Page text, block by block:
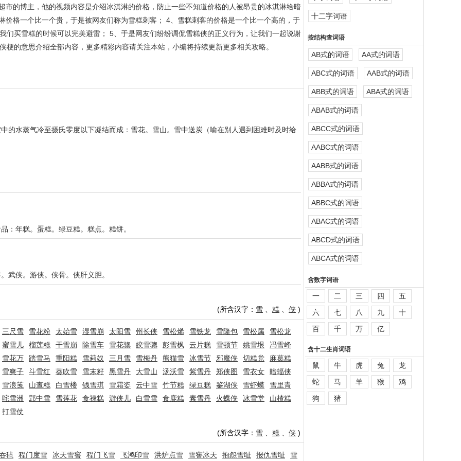
的博主，他的视频内容是介绍冰淇淋的价格，防止一些不知道价格的人被昂贵的冰淇淋给暗
格一个比一个贵，于是被网友们称为雪糕刺客； 4、雪糕刺客的价格是一个比一个高的，于
们买雪糕的时候可以完美避雷； 5、于是网友们纷纷调侃雪糕侠的正义行为，让我们一起说谢
的意思介绍全部内容，更多精彩内容请关注本站，小编将持续更新更多相关攻略。
的水蒸气冷至摄氏零度以下凝结而成：雪花。雪山。雪中送炭（喻在别人遇到困难时及时给
：年糕。蛋糕。绿豆糕。糕点。糕饼。
武侠。游侠。侠骨。侠肝义胆。
(所含汉字： 雪 糕 侠 )
三尺雪 雪花粉 太始雪 湿雪崩 太阳雪 州长侠 雪松烯 雪铁龙 雪隆包 雪松属
雪松龙
蜜雪儿
榴莲糕 干雪崩 除雪车 雪花骢 皎雪骢 彭雪枫 云片糕 雪顿节 姚雪垠
冯雪峰
雪花万
踏雪马 重阳糕 雪莉奴 三月雪 雪梅丹 熊猫雪 冰雪节 邪魔侠 切糕党
麻葛糕
雪爽子
斗雪红 葵吹雪 雪末籽 黑雪丹 大雪山 汤沃雪 紫雪丹 郑侠图 雪衣女
暗蝠侠
雪浪笺
山查糕 白雪楼 钱雪琪 雪霜姿 云中雪 竹节糕 绿豆糕 鉴湖侠 雪虾蟆
雪里青
咤雪洲
郢中雪 雪莲花 食禄糕 游侠儿 白雪雪 食鹿糕 素雪丹 火蝶侠 冰雪堂
山楂糕
打雪仗
(所含汉字： 雪 糕 侠 )
毡 程门度雪 冰天雪窖 程门飞雪 飞鸿印雪 洪炉点雪 雪窖冰天 抱怨雪耻 报仇雪耻 雪
十二字词语
按结构查词语
AB式的词语 AA式的词语
ABC式的词语 AAB式的词语
ABB式的词语 ABA式的词语
ABAB式的词语
ABCC式的词语
AABC式的词语
AABB式的词语
ABBA式的词语
ABBC式的词语
ABAC式的词语
ABCD式的词语
ABCA式的词语
含数字词语
一 二 三 四
五
六
七 八 九
十
百
千 万 亿
含十二生肖词语
鼠 牛 虎 兔
龙
蛇
马 羊 猴
鸡
狗
猪